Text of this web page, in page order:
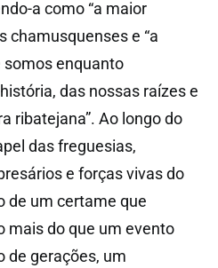
a como “a maior
chamusquenses e “a
somos enquanto
das nossas raízes e
ribatejana”. Ao longo do
das freguesias,
e forças vivas do
de um certame que
mais do que um evento
de gerações, um